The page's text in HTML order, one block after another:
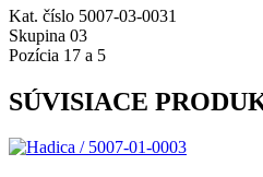
Kat. číslo 5007-03-0031
Skupina 03
Pozícia 17 a 5
SÚVISIACE